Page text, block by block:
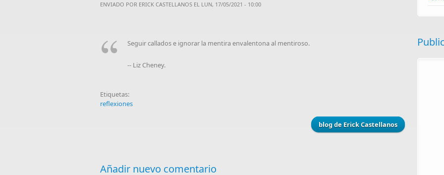
ENVIADO POR ERICK CASTELLANOS EL LUN, 17/05/2021 - 10:00
Seguir callados e ignorar la mentira envalentona al mentiroso.
-- Liz Cheney.
Etiquetas:
reflexiones
blog de Erick Castellanos
Añadir nuevo comentario